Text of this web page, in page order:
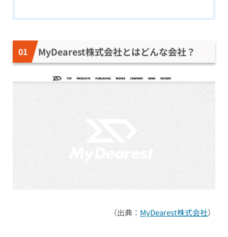
MyDearest株式会社とはどんな会社？
（出典： MyDearest株式会社）